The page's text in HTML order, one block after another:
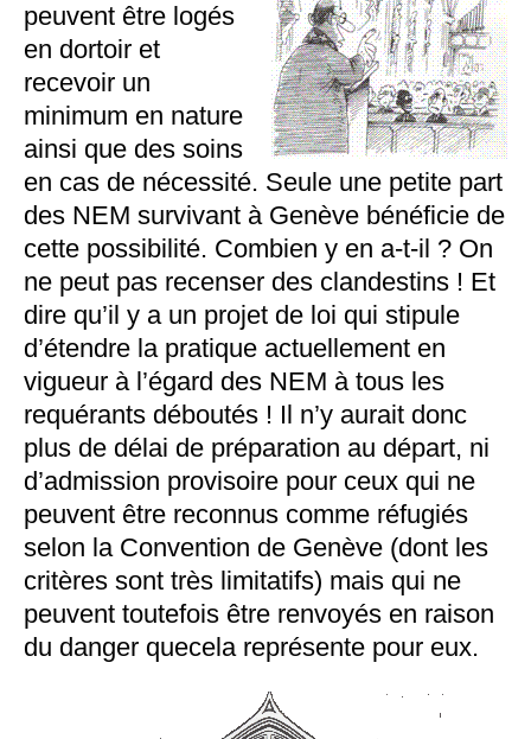
peuvent être logés
en dortoir et
recevoir un
minimum en nature
ainsi que des soins
en cas de nécessité. Seule une petite part
des NEM survivant à Genève bénéficie de
cette possibilité. Combien y en a-t-il ? On
ne peut pas recenser des clandestins ! Et
dire qu’il y a un projet de loi qui stipule
d’étendre la pratique actuellement en
vigueur à l’égard des NEM à tous les
requérants déboutés ! Il n’y aurait donc
plus de délai de préparation au départ, ni
d’admission provisoire pour ceux qui ne
peuvent être reconnus comme réfugiés
selon la Convention de Genève (dont les
critères sont très limitatifs) mais qui ne
peuvent toutefois être renvoyés en raison
du danger quecela représente pour eux.